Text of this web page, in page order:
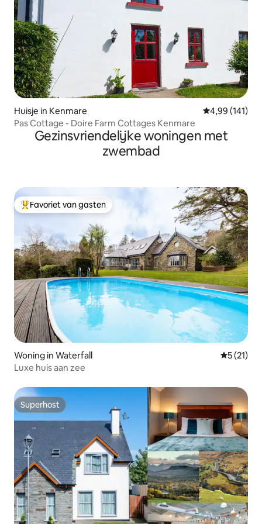
Huisje in Kenmare Gemiddelde
4,99 (141)
Pas Cottage - Doire Farm Cottages Kenmare
Gezinsvriendelijke woningen met
zwembad
Topfavoriet van gasten
Favoriet van gasten
Woning in Waterfall
5 (21)
Luxe huis aan zee
Superhost
Superhost